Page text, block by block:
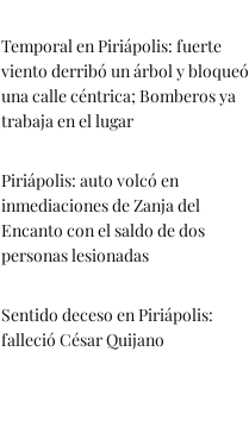
Temporal en Piriápolis: fuerte
viento derribó un árbol y bloqueó
una calle céntrica; Bomberos ya
trabaja en el lugar
Piriápolis: auto volcó en
inmediaciones de Zanja del
Encanto con el saldo de dos
personas lesionadas
Sentido deceso en Piriápolis:
falleció César Quijano